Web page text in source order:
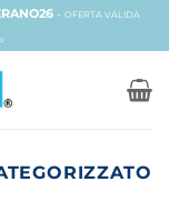
- OFERTA VÁLIDA